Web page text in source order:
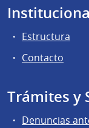
Estructura
Contacto
Trámites y
Denuncias